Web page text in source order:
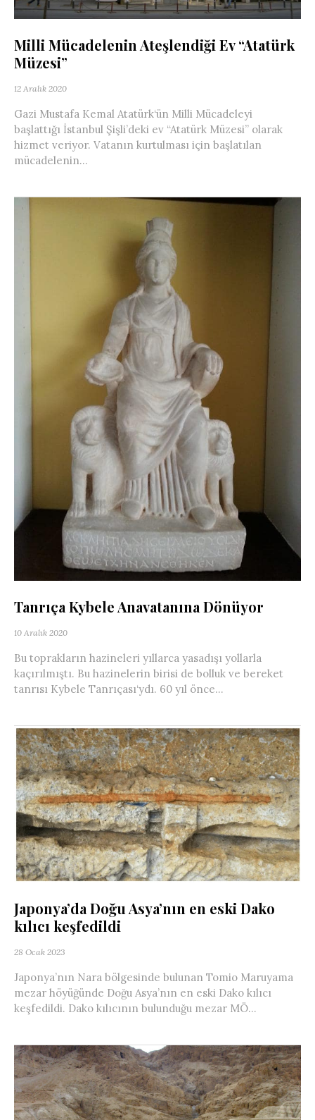
Milli Mücadelenin Ateşlendiği Ev “Atatürk
Müzesi”
12 Aralık 2020
Gazi Mustafa Kemal Atatürk‘ün Milli Mücadeleyi
başlattığı İstanbul Şişli’deki ev “Atatürk Müzesi” olarak
hizmet veriyor. Vatanın kurtulması için başlatılan
mücadelenin...
Tanrıça Kybele Anavatanına Dönüyor
10 Aralık 2020
Bu toprakların hazineleri yıllarca yasadışı yollarla
kaçırılmıştı. Bu hazinelerin birisi de bolluk ve bereket
tanrısı Kybele Tanrıçası‘ydı. 60 yıl önce...
Japonya’da Doğu Asya’nın en eski Dako
kılıcı keşfedildi
28 Ocak 2023
Japonya’nın Nara bölgesinde bulunan Tomio Maruyama
mezar höyüğünde Doğu Asya’nın en eski Dako kılıcı
keşfedildi. Dako kılıcının bulunduğu mezar MÖ...